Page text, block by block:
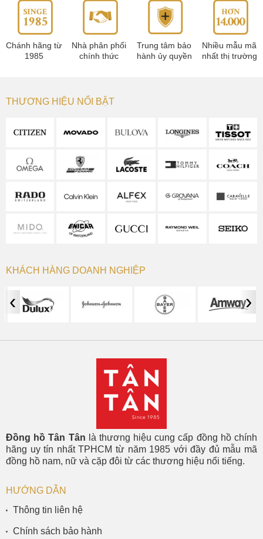
Chánh hãng từ
1985
Nhà phân phối
chính thức
Trung tâm bảo
hành ủy quyền
Nhiều mẫu mã
nhất thị trường
THƯƠNG HIỆU NỔI BẬT
KHÁCH HÀNG DOANH NGHIỆP
‹ ›
Đồng hồ Tân Tân là thương hiệu cung cấp đồng hồ chính
hãng uy tín nhất TPHCM từ năm 1985 với đầy đủ mẫu mã
đồng hồ nam, nữ và cặp đôi từ các thương hiệu nổi tiếng.
HƯỚNG DẪN
Thông tin liên hệ
Chính sách bảo hành